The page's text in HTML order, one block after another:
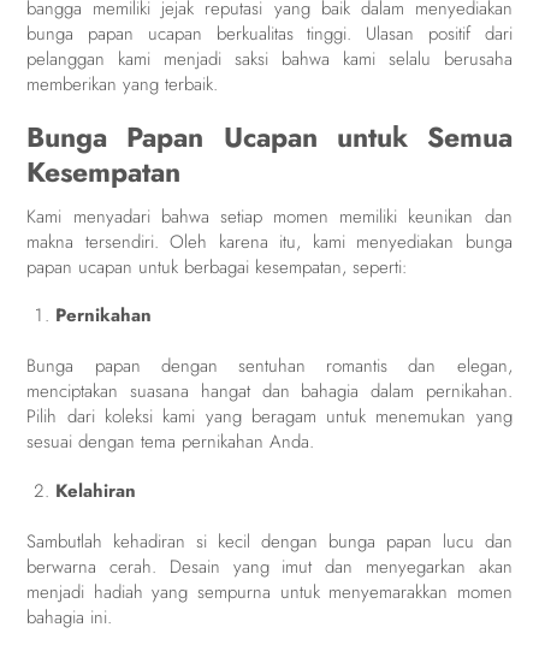
bangga memiliki jejak reputasi yang baik dalam menyediakan
bunga papan ucapan berkualitas tinggi. Ulasan positif dari
pelanggan kami menjadi saksi bahwa kami selalu berusaha
memberikan yang terbaik.
Bunga Papan Ucapan untuk Semua
Kesempatan
Kami menyadari bahwa setiap momen memiliki keunikan dan
makna tersendiri. Oleh karena itu, kami menyediakan bunga
papan ucapan untuk berbagai kesempatan, seperti:
Pernikahan
Bunga papan dengan sentuhan romantis dan elegan,
menciptakan suasana hangat dan bahagia dalam pernikahan.
Pilih dari koleksi kami yang beragam untuk menemukan yang
sesuai dengan tema pernikahan Anda.
Kelahiran
Sambutlah kehadiran si kecil dengan bunga papan lucu dan
berwarna cerah. Desain yang imut dan menyegarkan akan
menjadi hadiah yang sempurna untuk menyemarakkan momen
bahagia ini.